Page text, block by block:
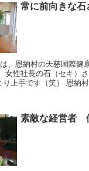
常に前向きな石
、恩納村の天慈国際健
敵
） 恩納村希望が丘の中にある
素敵な経営者